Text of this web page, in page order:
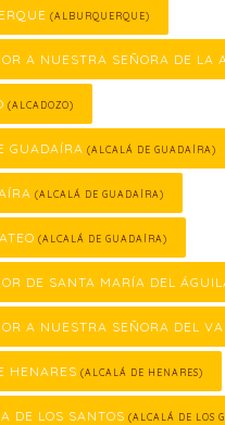
(ALBURQUERQUE)
A NUESTRA SEÑORA DE LA
(ALCADOZO)
GUADAÍRA (ALCALÁ DE GUADAÍRA)
(ALCALÁ DE GUADAÍRA)
(ALCALÁ DE GUADAÍRA)
DE SANTA MARÍA DEL
A NUESTRA SEÑORA DEL
HENARES (ALCALÁ DE HENARES)
DE LOS SANTOS (ALCALÁ DE LOS